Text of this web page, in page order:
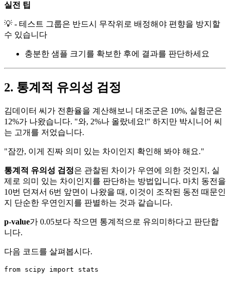
실전 팁
💡 - 테스트 그룹은 반드시 무작위로 배정해야 편향을 방지할
수 있습니다
충분한 샘플 크기를 확보한 후에 결과를 판단하세요
2. 통계적 유의성 검정
김데이터 씨가 전환율을 계산해보니 대조군은 10%, 실험군은
12%가 나왔습니다. "와, 2%나 올랐네요!" 하지만 박시니어 씨
는 고개를 저었습니다.
"잠깐, 이게 진짜 의미 있는 차이인지 확인해 봐야 해요."
통계적 유의성 검정은 관찰된 차이가 우연에 의한 것인지, 실
제로 의미 있는 차이인지를 판단하는 방법입니다. 마치 동전을
10번 던져서 6번 앞면이 나왔을 때, 이것이 조작된 동전 때문인
지 단순한 우연인지를 판별하는 것과 같습니다.
p-value가 0.05보다 작으면 통계적으로 유의미하다고 판단합
니다.
다음 코드를 살펴봅시다.
from scipy import stats